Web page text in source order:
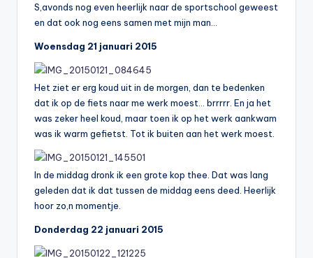
S,avonds nog even heerlijk naar de sportschool geweest
en dat ook nog eens samen met mijn man…
Woensdag 21 januari 2015
Het ziet er erg koud uit in de morgen, dan te bedenken
dat ik op de fiets naar me werk moest… brrrrr. En ja het
was zeker heel koud, maar toen ik op het werk aankwam
was ik warm gefietst. Tot ik buiten aan het werk moest.
In de middag dronk ik een grote kop thee. Dat was lang
geleden dat ik dat tussen de middag eens deed. Heerlijk
hoor zo,n momentje.
Donderdag 22 januari 2015